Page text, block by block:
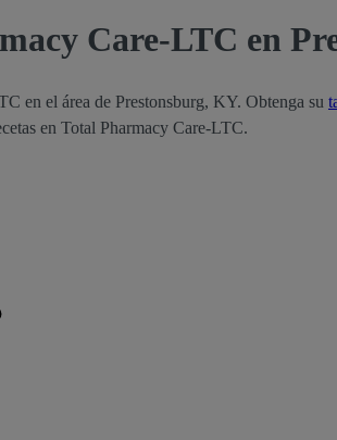
Care-LTC en
en el área de Prestonsburg, KY. Obtenga su
en Total Pharmacy Care-LTC.